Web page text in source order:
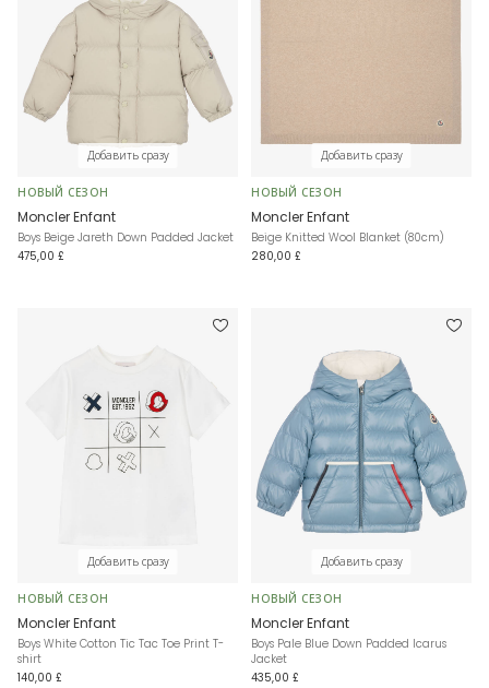
Добавить сразу
НОВЫЙ СЕЗОН
Moncler Enfant
Boys Beige Jareth Down Padded Jacket
475,00 £
Добавить сразу
НОВЫЙ СЕЗОН
Moncler Enfant
Beige Knitted Wool Blanket (80cm)
280,00 £
Добавить сразу
НОВЫЙ СЕЗОН
Moncler Enfant
Boys White Cotton Tic Tac Toe Print T-
shirt
140,00 £
Добавить сразу
НОВЫЙ СЕЗОН
Moncler Enfant
Boys Pale Blue Down Padded Icarus
Jacket
435,00 £